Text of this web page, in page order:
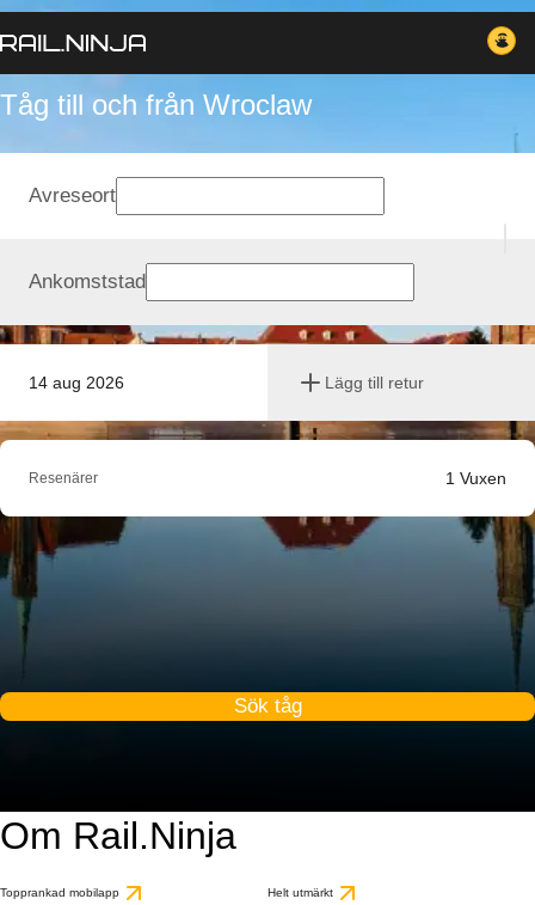
Tåg till och från Wroclaw
14 aug 2026 Lägg till retur
Avreseort
Ankomststad
Resenärer 1 Vuxen
Sök tåg
Om Rail.Ninja
Topprankad mobilapp Helt utmärkt